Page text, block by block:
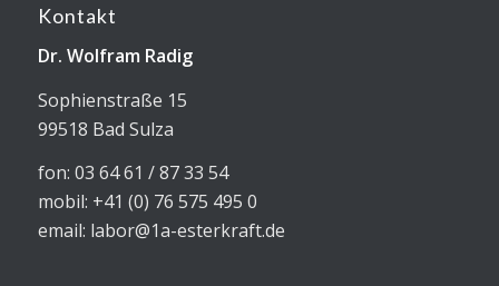
Kontakt
Dr. Wolfram Radig
Sophienstraße 15
99518 Bad Sulza
fon: 03 64 61 / 87 33 54
mobil: +41 (0) 76 575 495 0
email: labor@1a-esterkraft.de